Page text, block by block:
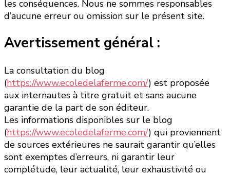
les conséquences. Nous ne sommes responsables
d’aucune erreur ou omission sur le présent site.
Avertissement général :
La consultation du blog
(https://www.ecoledelaferme.com/) est proposée
aux internautes à titre gratuit et sans aucune
garantie de la part de son éditeur.
Les informations disponibles sur le blog
(https://www.ecoledelaferme.com/) qui proviennent
de sources extérieures ne saurait garantir qu’elles
sont exemptes d’erreurs, ni garantir leur
complétude, leur actualité, leur exhaustivité ou